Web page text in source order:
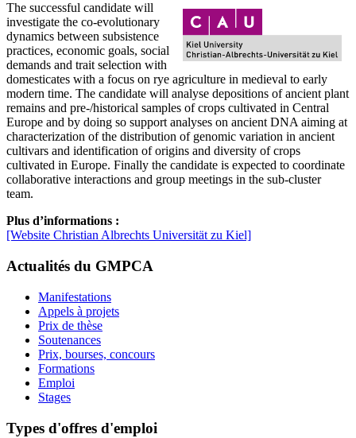
The successful candidate will
investigate the co-evolutionary
dynamics between subsistence
practices, economic goals, social
demands and trait selection with
domesticates with a focus on rye agriculture in medieval to early
modern time. The candidate will analyse depositions of ancient plant
remains and pre-/historical samples of crops cultivated in Central
Europe and by doing so support analyses on ancient DNA aiming at
characterization of the distribution of genomic variation in ancient
cultivars and identification of origins and diversity of crops
cultivated in Europe. Finally the candidate is expected to coordinate
collaborative interactions and group meetings in the sub-cluster
team.
Plus d’informations :
[Website Christian Albrechts Universität zu Kiel]
Actualités du GMPCA
Manifestations
Appels à projets
Prix de thèse
Soutenances
Prix, bourses, concours
Formations
Emploi
Stages
Types d'offres d'emploi